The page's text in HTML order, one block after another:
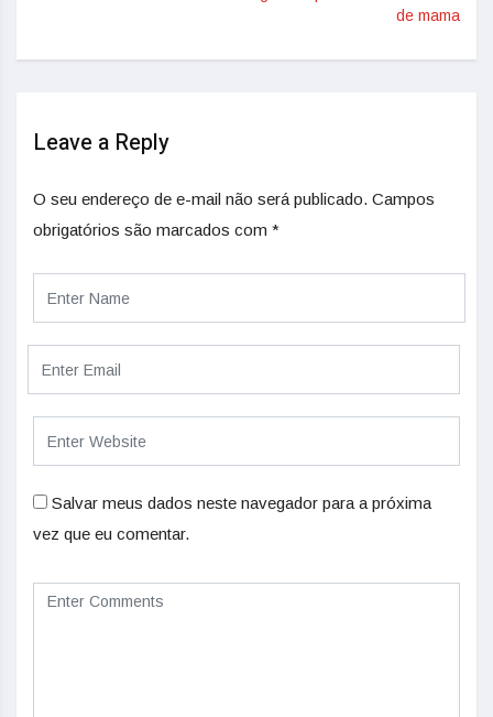
de mama
Leave a Reply
O seu endereço de e-mail não será publicado. Campos
obrigatórios são marcados com *
Salvar meus dados neste navegador para a próxima
vez que eu comentar.